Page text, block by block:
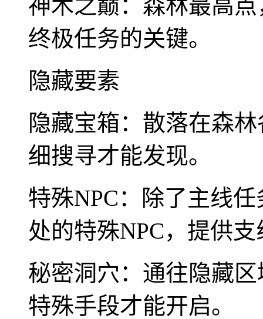
神木之巅：森林最高
终极任务的关键。
隐藏要素
隐藏宝箱：散落在森
细搜寻才能发现。
特殊NPC：除了主线
处的特殊NPC，提供
秘密洞穴：通往隐藏
特殊手段才能开启。